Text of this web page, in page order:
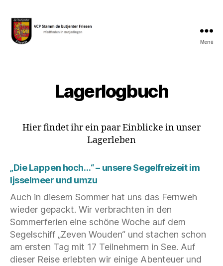
Menü
Lagerlogbuch
Hier findet ihr ein paar Einblicke in unser
Lagerleben
„Die Lappen hoch…“ – unsere Segelfreizeit im
Ijsselmeer und umzu
Auch in diesem Sommer hat uns das Fernweh
wieder gepackt. Wir verbrachten in den
Sommerferien eine schöne Woche auf dem
Segelschiff „Zeven Wouden“ und stachen schon
am ersten Tag mit 17 Teilnehmern in See. Auf
dieser Reise erlebten wir einige Abenteuer und